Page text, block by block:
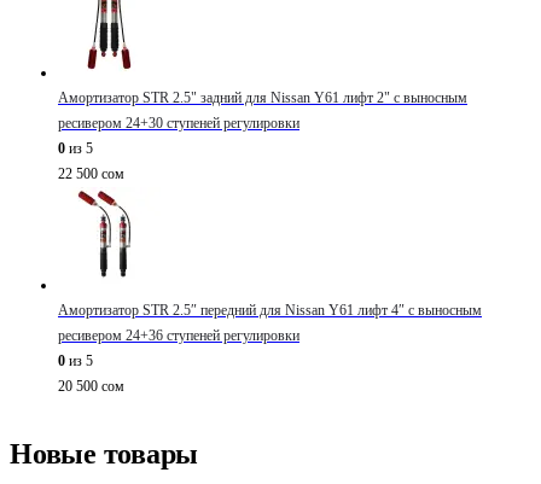
Амортизатор STR 2.5" задний для Nissan Y61 лифт 2" с выносным
ресивером 24+30 ступеней регулировки
0 из 5
22 500 сом
Амортизатор STR 2.5″ передний для Nissan Y61 лифт 4″ с выносным
ресивером 24+36 ступеней регулировки
0 из 5
20 500 сом
Новые товары